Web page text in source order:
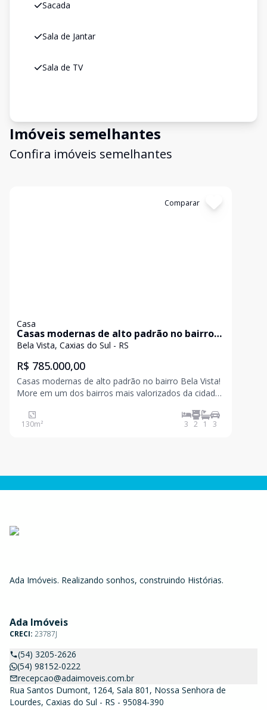
Sacada
Sala de Jantar
Sala de TV
Imóveis semelhantes
Confira imóveis semelhantes
Comparar
Casa
Casas modernas de alto padrão no bairro
Bela Vista!
Bela Vista, Caxias do Sul - RS
R$ 785.000,00
Casas modernas de alto padrão no bairro Bela Vista!
More em um dos bairros mais valorizados da cidade,
contemporânea, conforto e excelente padrão de
acabamento. Localizadas no bairro Bela Vista, essas
130m² 3 2 1 3
Ada Imóveis. Realizando sonhos, construindo Histórias.
Ada Imóveis
CRECI: 23787J
(54) 3205-2626
(54) 98152-0222
recepcao@adaimoveis.com.br
Rua Santos Dumont, 1264, Sala 801, Nossa Senhora de
Lourdes, Caxias do Sul - RS - 95084-390